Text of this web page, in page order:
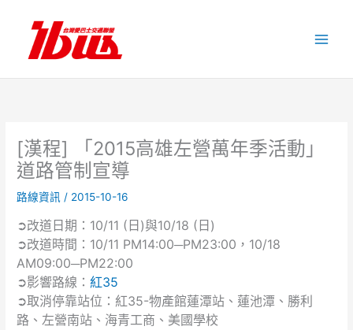
內
[漢程] 「2015高雄左營萬年季活動」
道路管制宣導
路線資訊 / 2015-10-16
➲改道日期：10/11 (日)與10/18 (日)
➲改道時間：10/11 PM14:00─PM23:00，10/18
AM09:00─PM22:00
➲影響路線：紅35
➲取消停靠站位：紅35-物產館蓮潭站、蓮池潭、勝利
路、左營南站、海青工商、美國學校